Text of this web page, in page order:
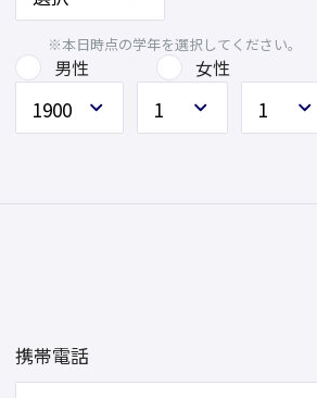
※本日時点の学年を選択してください。
男性 女性
携帯電話